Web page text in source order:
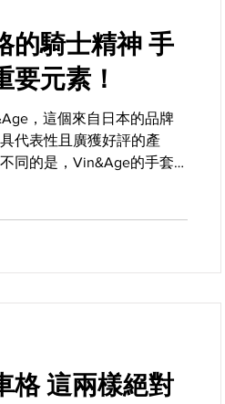
騎士精神 手
要元素！
，這個來自日本的品牌
代表性且廣獲好評的產
同的是，Vin&Age的手套
絕對